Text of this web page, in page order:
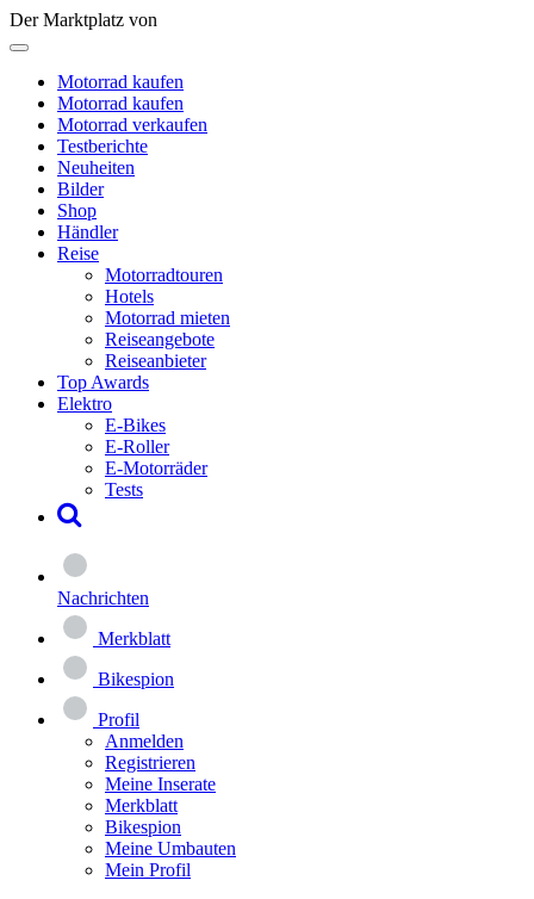
Der Marktplatz von
Motorrad kaufen
Motorrad kaufen
Motorrad verkaufen
Testberichte
Neuheiten
Bilder
Shop
Händler
Reise
Motorradtouren
Hotels
Motorrad mieten
Reiseangebote
Reiseanbieter
Top Awards
Elektro
E-Bikes
E-Roller
E-Motorräder
Tests
Nachrichten
Merkblatt
Bikespion
Profil
Anmelden
Registrieren
Meine Inserate
Merkblatt
Bikespion
Meine Umbauten
Mein Profil